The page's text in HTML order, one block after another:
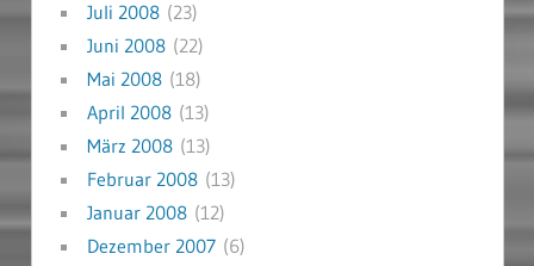
Juli 2008(23)
Juni 2008(22)
Mai 2008(18)
April 2008(13)
März 2008(13)
Februar 2008(13)
Januar 2008(12)
Dezember 2007(6)